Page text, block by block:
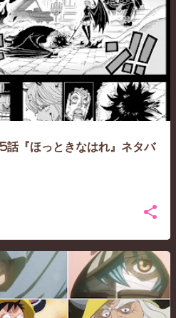
話『ほっときなはれ』ネタバ